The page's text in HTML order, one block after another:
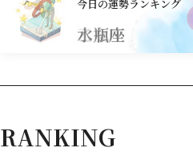
今日の運勢ランキング
乙女座
RANKING